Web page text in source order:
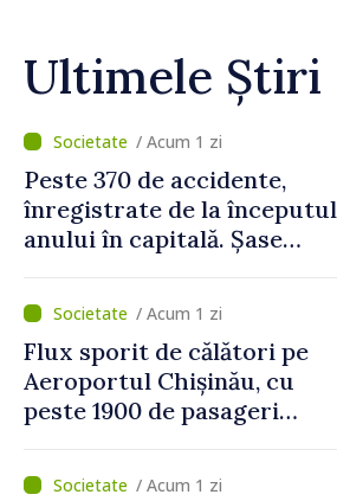
Ultimele Știri
/ Acum 1 zi
Peste 370 de accidente,
înregistrate de la începutul
anului în capitală. Șase
/ Acum 1 zi
Flux sporit de călători pe
Aeroportul Chișinău, cu
peste 1900 de pasageri
de vârf a concediilor
/ Acum 1 zi